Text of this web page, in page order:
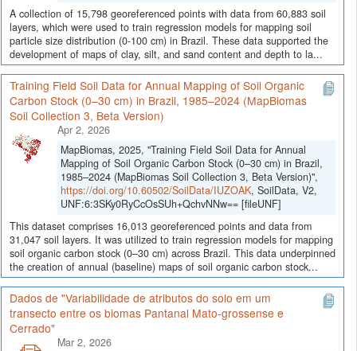
A collection of 15,798 georeferenced points with data from 60,883 soil
layers, which were used to train regression models for mapping soil
particle size distribution (0-100 cm) in Brazil. These data supported the
development of maps of clay, silt, and sand content and depth to la...
Training Field Soil Data for Annual Mapping of Soil Organic
Carbon Stock (0–30 cm) in Brazil, 1985–2024 (MapBiomas
Soil Collection 3, Beta Version)
Apr 2, 2026
MapBiomas, 2025, "Training Field Soil Data for Annual
Mapping of Soil Organic Carbon Stock (0–30 cm) in Brazil,
1985–2024 (MapBiomas Soil Collection 3, Beta Version)",
https://doi.org/10.60502/SoilData/IUZOAK, SoilData, V2,
UNF:6:3SKy0RyCcOsSUh+QchvNNw== [fileUNF]
This dataset comprises 16,013 georeferenced points and data from
31,047 soil layers. It was utilized to train regression models for mapping
soil organic carbon stock (0–30 cm) across Brazil. This data underpinned
the creation of annual (baseline) maps of soil organic carbon stock...
Dados de "Variabilidade de atributos do solo em um
transecto entre os biomas Pantanal Mato-grossense e
Cerrado"
Mar 2, 2026